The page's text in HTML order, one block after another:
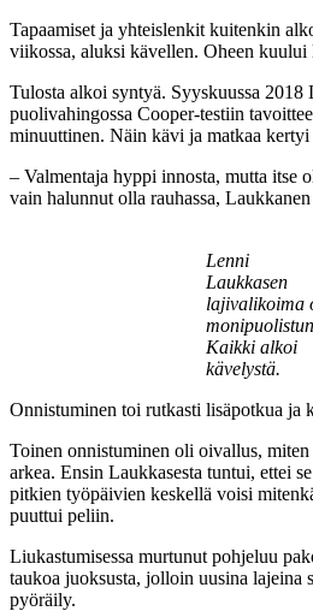
Tapaamiset ja yhteislenkit kuitenkin
viikossa, aluksi kävellen. Oheen
Tulosta alkoi syntyä. Syyskuussa 2018
puolivahingossa Cooper-testiin
minuuttinen. Näin kävi ja matkaa kertyi
– Valmentaja hyppi innosta, mutta itse
vain halunnut olla rauhassa,
Lenni
Laukkasen
lajivalikoima
Kaikki alkoi
kävelystä.
Onnistuminen toi rutkasti lisäpotkua ja
Toinen onnistuminen oli oivallus,
arkea. Ensin Laukkasesta tuntui, ettei
pitkien työpäivien keskellä voisi
puuttui peliin.
Liukastumisessa murtunut pohjeluu
taukoa juoksusta, jolloin uusina lajeina
pyöräily.